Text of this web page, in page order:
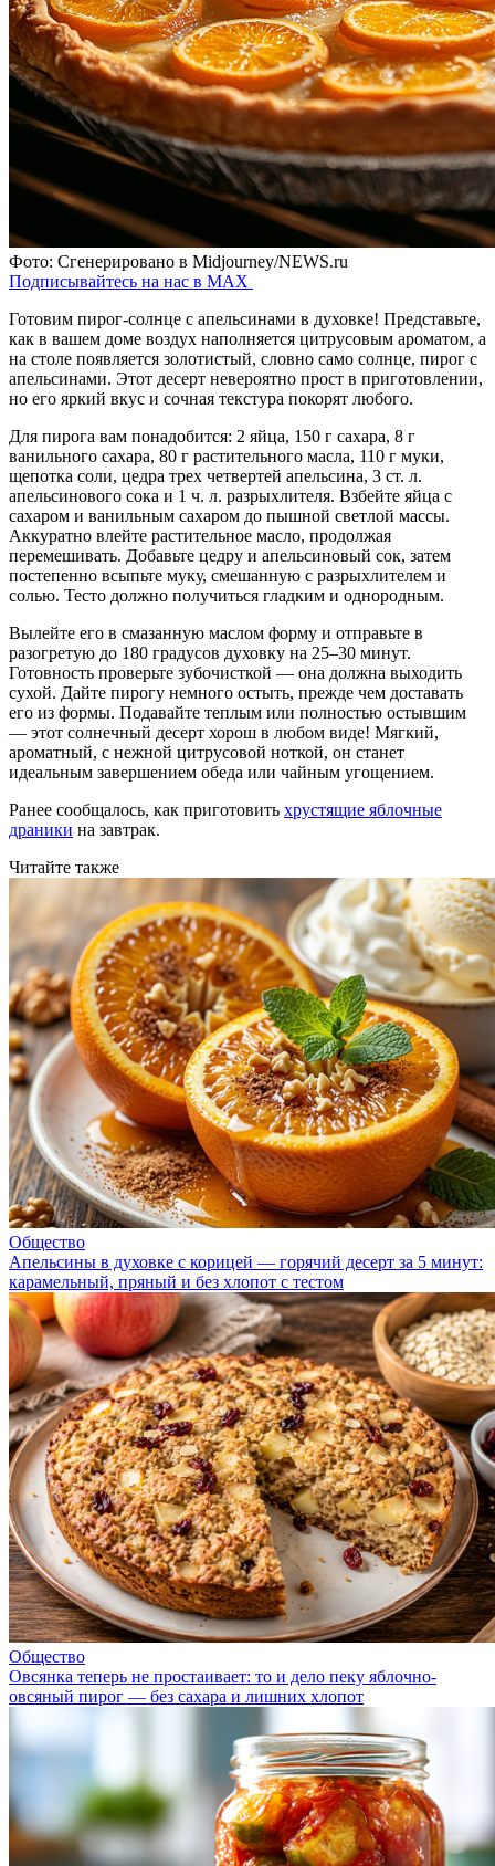
Фото: Сгенерировано в Midjourney/NEWS.ru
Подписывайтесь на нас в MAX
Готовим пирог-солнце с апельсинами в духовке! Представьте,
как в вашем доме воздух наполняется цитрусовым ароматом, а
на столе появляется золотистый, словно само солнце, пирог с
апельсинами. Этот десерт невероятно прост в приготовлении,
но его яркий вкус и сочная текстура покорят любого.
Для пирога вам понадобится: 2 яйца, 150 г сахара, 8 г
ванильного сахара, 80 г растительного масла, 110 г муки,
щепотка соли, цедра трех четвертей апельсина, 3 ст. л.
апельсинового сока и 1 ч. л. разрыхлителя. Взбейте яйца с
сахаром и ванильным сахаром до пышной светлой массы.
Аккуратно влейте растительное масло, продолжая
перемешивать. Добавьте цедру и апельсиновый сок, затем
постепенно всыпьте муку, смешанную с разрыхлителем и
солью. Тесто должно получиться гладким и однородным.
Вылейте его в смазанную маслом форму и отправьте в
разогретую до 180 градусов духовку на 25–30 минут.
Готовность проверьте зубочисткой — она должна выходить
сухой. Дайте пирогу немного остыть, прежде чем доставать
его из формы. Подавайте теплым или полностью остывшим
— этот солнечный десерт хорош в любом виде! Мягкий,
ароматный, с нежной цитрусовой ноткой, он станет
идеальным завершением обеда или чайным угощением.
Ранее сообщалось, как приготовить хрустящие яблочные
драники на завтрак.
Читайте также
Общество
Апельсины в духовке с корицей — горячий десерт за 5 минут:
карамельный, пряный и без хлопот с тестом
Общество
Овсянка теперь не простаивает: то и дело пеку яблочно-
овсяный пирог — без сахара и лишних хлопот